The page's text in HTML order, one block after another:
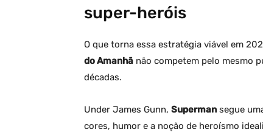
super-heróis
O que torna essa estratégia viável em
do Amanhã não competem pelo mesmo
décadas.
Under James Gunn, Superman segue
cores, humor e a noção de heroísmo